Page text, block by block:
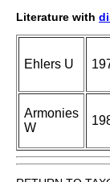
Literature with
Ehlers U
Armonies
W